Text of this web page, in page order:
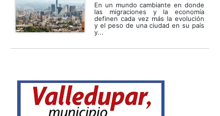
En un mundo cambiante en donde
las migraciones y la economía
definen cada vez más la evolución
y el peso de una ciudad en su país
y...